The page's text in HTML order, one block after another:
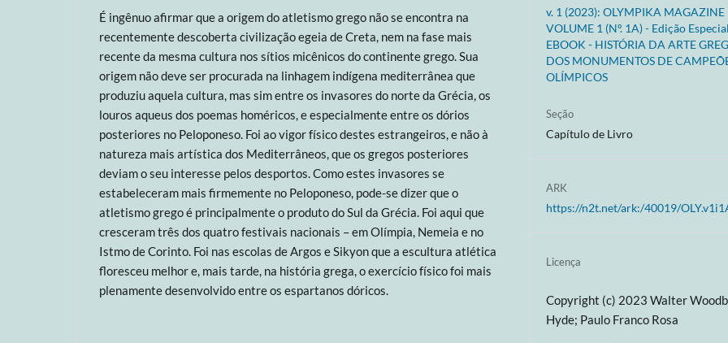
É ingênuo afirmar que a origem do atletismo grego não se encontra na
recentemente descoberta civilização egeia de Creta, nem na fase mais
recente da mesma cultura nos sítios micênicos do continente grego. Sua
origem não deve ser procurada na linhagem indígena mediterrânea que
produziu aquela cultura, mas sim entre os invasores do norte da Grécia, os
louros aqueus dos poemas homéricos, e especialmente entre os dórios
posteriores no Peloponeso. Foi ao vigor físico destes estrangeiros, e não à
natureza mais artística dos Mediterrâneos, que os gregos posteriores
deviam o seu interesse pelos desportos. Como estes invasores se
estabeleceram mais firmemente no Peloponeso, pode-se dizer que o
atletismo grego é principalmente o produto do Sul da Grécia. Foi aqui que
cresceram três dos quatro festivais nacionais – em Olímpia, Nemeia e no
Istmo de Corinto. Foi nas escolas de Argos e Sikyon que a escultura atlética
floresceu melhor e, mais tarde, na história grega, o exercício físico foi mais
plenamente desenvolvido entre os espartanos dóricos.
v. 1 (2023): OLYMPIKA MAGAZINE
VOLUME 1 (Nº. 1A) - Edição Especial
EBOOK - HISTÓRIA DA ARTE
DOS MONUMENTOS DE
OLÍMPICOS
Seção
Capítulo de Livro
ARK
https://n2t.net/ark:/40019/
Licença
Copyright (c) 2023 Walter
Hyde; Paulo Franco Rosa